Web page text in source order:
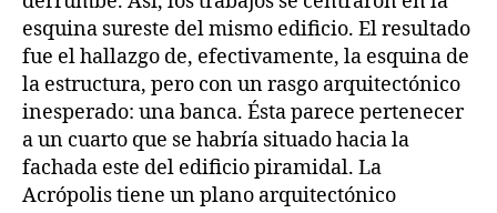
esquina sureste del mismo edificio. El resultado
fue el hallazgo de, efectivamente, la esquina de
la estructura, pero con un rasgo arquitectónico
inesperado: una banca. Ésta parece pertenecer
a un cuarto que se habría situado hacia la
fachada este del edificio piramidal. La
Acrópolis tiene un plano arquitectónico